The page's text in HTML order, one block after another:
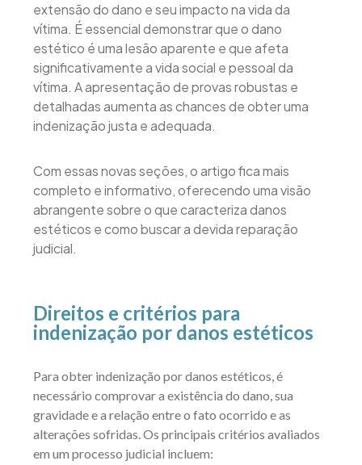
extensão do dano e seu impacto na vida da
vítima. É essencial demonstrar que o dano
estético é uma lesão aparente e que afeta
significativamente a vida social e pessoal da
vítima. A apresentação de provas robustas e
detalhadas aumenta as chances de obter uma
indenização justa e adequada.
Com essas novas seções, o artigo fica mais
completo e informativo, oferecendo uma visão
abrangente sobre o que caracteriza danos
estéticos e como buscar a devida reparação
judicial.
Direitos e critérios para
indenização por danos estéticos
Para obter indenização por danos estéticos, é
necessário comprovar a existência do dano, sua
gravidade e a relação entre o fato ocorrido e as
alterações sofridas. Os principais critérios avaliados
em um processo judicial incluem: